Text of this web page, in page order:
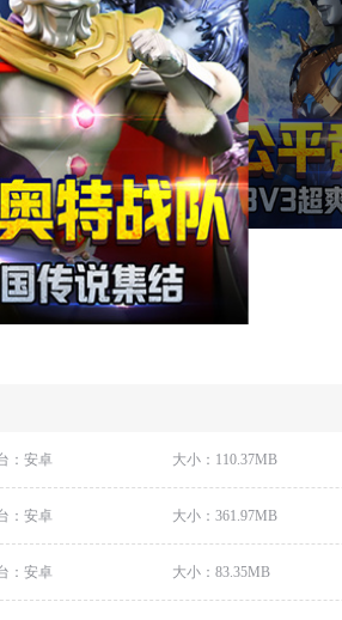
：安卓 大小：110.37MB
：安卓 大小：361.97MB
：安卓 大小：83.35MB